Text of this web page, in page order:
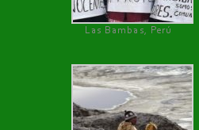
Las Bambas, Perú